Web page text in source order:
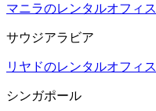
マニラのレンタルオフィス
サウジアラビア
リヤドのレンタルオフィス
シンガポール